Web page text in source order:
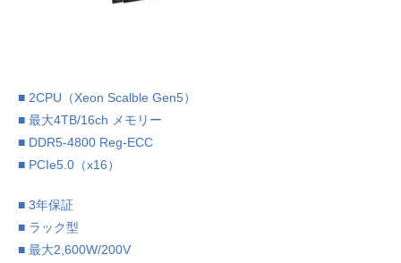
■ 2CPU（Xeon Scalble Gen5）
■ 最大4TB/16ch メモリー
■ DDR5-4800 Reg-ECC
■ PCIe5.0（x16）
■ 3年保証
■ ラック型
■ 最大2,600W/200V